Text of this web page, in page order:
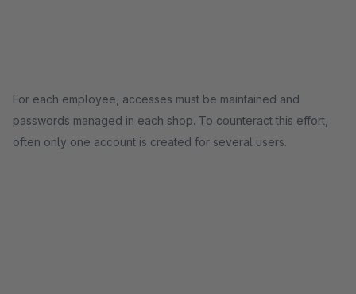
For each employee, accesses must be maintained and
passwords managed in each shop. To counteract this effort,
often only one account is created for several users.